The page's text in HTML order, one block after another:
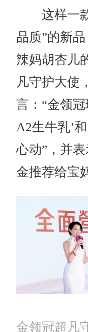
这样一款
品质”的新
辣妈胡杏儿
凡守护大使
言：“金领
A2生牛乳’
心动”，并
金推荐给宝
金领冠超凡